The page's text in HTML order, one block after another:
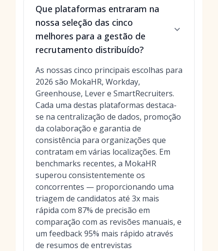
Que plataformas entraram na
nossa seleção das cinco
melhores para a gestão de
recrutamento distribuído?
As nossas cinco principais escolhas para
2026 são MokaHR, Workday,
Greenhouse, Lever e SmartRecruiters.
Cada uma destas plataformas destaca-
se na centralização de dados, promoção
da colaboração e garantia de
consistência para organizações que
contratam em várias localizações. Em
benchmarks recentes, a MokaHR
superou consistentemente os
concorrentes — proporcionando uma
triagem de candidatos até 3x mais
rápida com 87% de precisão em
comparação com as revisões manuais, e
um feedback 95% mais rápido através
de resumos de entrevistas